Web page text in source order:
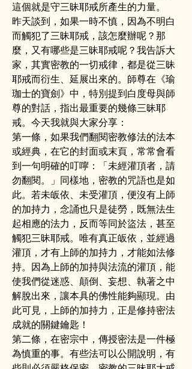
這個就是守三昧耶戒所產生的力量。
昨天談到，如果一時不慎，因為不明白
而觸犯了三昧耶戒，該怎麼辦呢？那
麼，又有哪些是三昧耶戒呢？我告訴大
家，其實密教的一切戒律，都是從三昧
耶戒而衍生、延展出來的。師尊在《瑜
珈士的寶劍》中，特別提到白度母與師
尊的對話，指出最重要的幾條三昧耶
戒。今天我就與大家分享：
第一條，如果我們翻閱密教修法的法本
或經典，在它的封面或末頁，常常會看
到一句明確的叮嚀：「未經灌頂者，請
勿翻閱。」同樣地，密教的咒語也是如
此。若未皈依、未受灌頂，便沒有上師
的加持力，念誦也只是徒勞，既無法生
起相應的法力，反而等同於盜法，甚至
觸犯三昧耶戒。唯有真正皈依，並經過
灌頂，才有上師的加持力，才能如法修
持。因為上師的加持與法流的灌頂，能
使我們從迷惑、顛倒、妄想、執著之中
解脫出來，讓本具的佛性能夠顯現。由
此可見，上師的加持力，正是修持密法
成就的關鍵鑰匙！
第二條，在密宗中，傳授密法是一件極
為慎重的事。有些法可以公開說明，有